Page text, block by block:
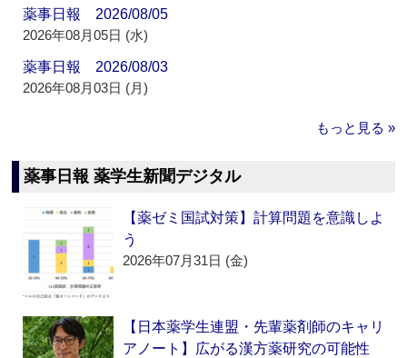
薬事日報 2026/08/05
2026年08月05日 (水)
薬事日報 2026/08/03
2026年08月03日 (月)
もっと見る »
薬事日報 薬学生新聞デジタル
【薬ゼミ国試対策】計算問題を意識しよ
う
2026年07月31日 (金)
【日本薬学生連盟・先輩薬剤師のキャリ
アノート】広がる漢方薬研究の可能性